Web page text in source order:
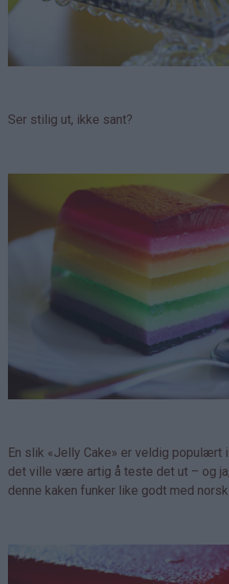
Ser stilig ut, ikke sant?
En slik «Jelly Cake» er veldig populært
det ville være artig å teste det ut – og
denne kaken funker like godt med